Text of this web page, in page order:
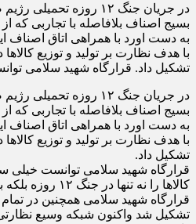
در جریان جنگ ۱۲ روزه
بسیج اصناف بلافاصله با تجاربی
به دست اورد با همراهی اتاق اصناف
با هدف نظارت بر تولید و توزیع
تشکیل داد. قرارگاه شهید سلامی
در جریان جنگ ۱۲ روزه
بسیج اصناف بلافاصله با تجاربی
به دست اورد با همراهی اتاق اصناف
با هدف نظارت بر تولید و توزیع
تشکیل داد.
قرارگاه شهید سلامی توانست خیلی
کالاها را نه تنها در جنگ ۱۲ روزه بلکه بعد از ان نیز سامان دهی کند.
قرارگاه شهید سلامی همچنین در
تشکیل شد واکنون شبکه وسیع نظارتی بر